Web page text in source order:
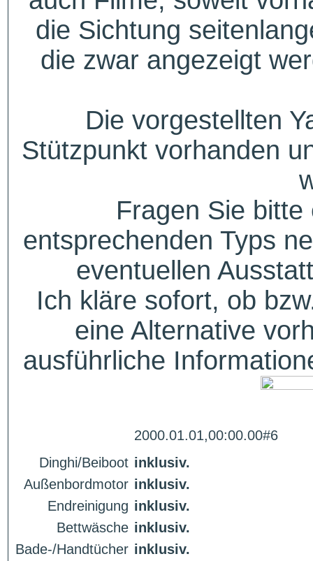
die Sichtung
die zwar angezeigt
Die vorgestellten
Stützpunkt vorhanden
Fragen Sie
entsprechenden Typs
eventuellen
Ich kläre sofort, ob
eine Alternative
ausführliche
2000.01.01,00:00.00#6
Dinghi/Beiboot inklusiv.
Außenbordmotor inklusiv.
Endreinigung inklusiv.
Bettwäsche inklusiv.
Bade-/Handtücher inklusiv.